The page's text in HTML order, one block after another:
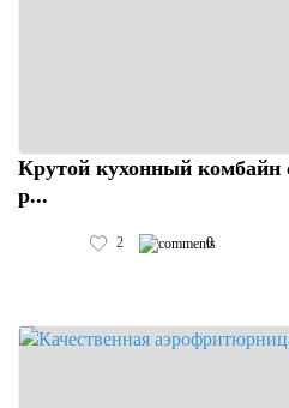
Крутой кухонный комбайн
р...
2 0